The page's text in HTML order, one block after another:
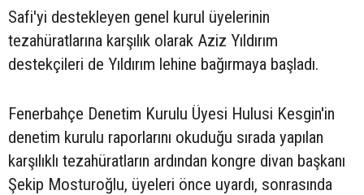
Safi'yi destekleyen genel kurul üyelerinin
tezahüratlarına karşılık olarak Aziz Yıldırım
destekçileri de Yıldırım lehine bağırmaya başladı.
Fenerbahçe Denetim Kurulu Üyesi Hulusi Kesgin'in
denetim kurulu raporlarını okuduğu sırada yapılan
karşılıklı tezahüratların ardından kongre divan başkanı
Şekip Mosturoğlu, üyeleri önce uyardı, sonrasında